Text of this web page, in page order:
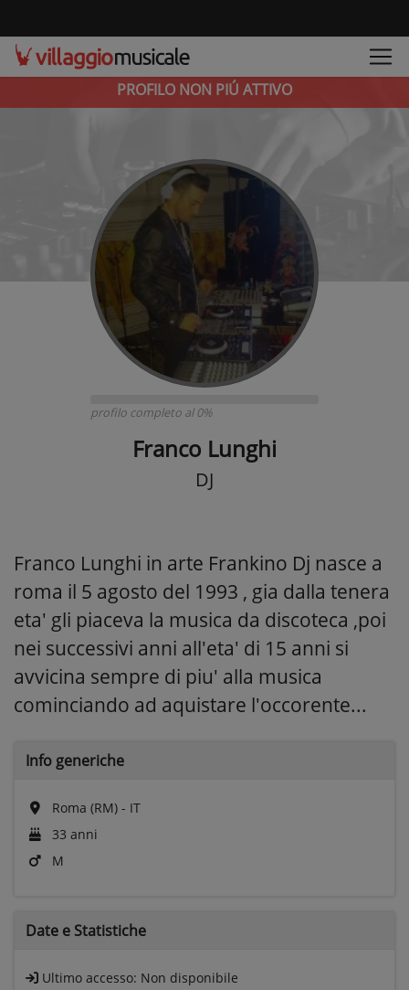
PROFILO NON PIÚ ATTIVO
profilo completo al 0%
Franco Lunghi
DJ
Franco Lunghi in arte Frankino Dj nasce a
roma il 5 agosto del 1993 , gia dalla tenera
eta' gli piaceva la musica da discoteca ,poi
nei successivi anni all'eta' di 15 anni si
avvicina sempre di piu' alla musica
cominciando ad aquistare l'occorente...
Info generiche
Roma (RM) - IT
33 anni
M
Date e Statistiche
Ultimo accesso: Non disponibile